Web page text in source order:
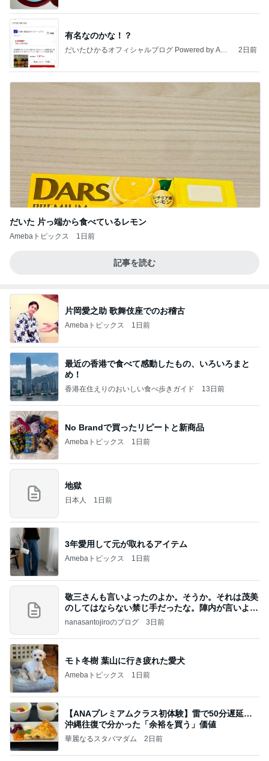
有名なのかな！？
だいたひかるオフィシャルブログ Powered by Ame
2日前
だいた 片っ端から食べているレモン
Amebaトピックス 1日前
記事を読む
片岡愛之助 歌舞伎座でのお稽古
Amebaトピックス 1日前
最近の香港で食べて感動したもの、いろいろまと
め！
香港在住えりのおいしい食べ歩きガイド 13日前
No Brandで買ったリピートと新商品
Amebaトピックス 1日前
地獄
日本人 1日前
3年愛用して元が取れるアイテム
Amebaトピックス 1日前
敬三さんも言いよったのよか。そうか。それは茂美
のしてはならない禁じ手だったな。陣内が言いよる
のよ
nanasantojiroのブログ 3日前
モト冬樹 葉山に行き疲れた愛犬
Amebaトピックス 1日前
【ANAプレミアムクラス初体験】雷で50分遅延…
沖縄往復で分かった「余裕を買う」価値
華麗なるスタバマダム 2日前